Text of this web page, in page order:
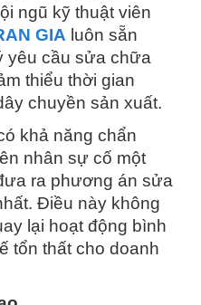
ngũ kỹ thuật viên
GIA luôn sẵn
yêu cầu sửa chữa
thiểu thời gian
chuyền sản xuất.
khả năng chẩn
nhân sự cố một
ra phương án sửa
Điều này không
lại hoạt động bình
tổn thất cho doanh